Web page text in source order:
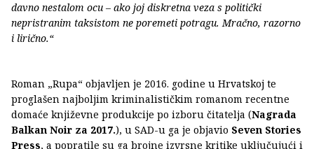
davno nestalom ocu – ako joj diskretna veza s politički
nepristranim taksistom ne poremeti potragu. Mračno, razorno
i lirično.“
Roman „Rupa“ objavljen je 2016. godine u Hrvatskoj te
proglašen najboljim kriminalističkim romanom recentne
domaće književne produkcije po izboru čitatelja (Nagrada
Balkan Noir za 2017.), u SAD-u ga je objavio Seven Stories
Press, a popratile su ga brojne izvrsne kritike uključujući i